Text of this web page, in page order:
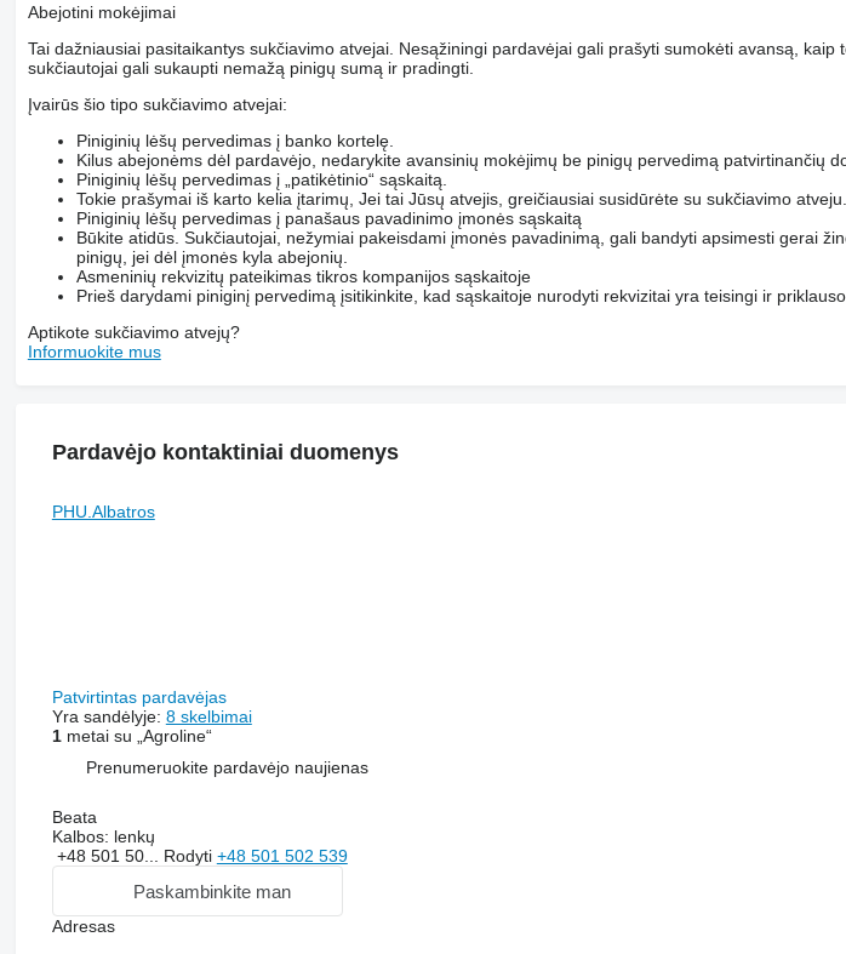
Abejotini mokėjimai
Tai dažniausiai pasitaikantys sukčiavimo atvejai. Nesąžiningi pardavėjai gali prašyti sumokėti avansą, kaip
sukčiautojai gali sukaupti nemažą pinigų sumą ir pradingti.
Įvairūs šio tipo sukčiavimo atvejai:
Piniginių lėšų pervedimas į banko kortelę.
Kilus abejonėms dėl pardavėjo, nedarykite avansinių mokėjimų be pinigų pervedimą patvirtinančių
Piniginių lėšų pervedimas į „patikėtinio“ sąskaitą.
Tokie prašymai iš karto kelia įtarimų, Jei tai Jūsų atvejis, greičiausiai susidūrėte su sukčiavimo atveju.
Piniginių lėšų pervedimas į panašaus pavadinimo įmonės sąskaitą
Būkite atidūs. Sukčiautojai, nežymiai pakeisdami įmonės pavadinimą, gali bandyti apsimesti gerai
pinigų, jei dėl įmonės kyla abejonių.
Asmeninių rekvizitų pateikimas tikros kompanijos sąskaitoje
Prieš darydami piniginį pervedimą įsitikinkite, kad sąskaitoje nurodyti rekvizitai yra teisingi ir
Aptikote sukčiavimo atvejų?
Informuokite mus
Pardavėjo kontaktiniai duomenys
PHU.Albatros
Patvirtintas pardavėjas
Yra sandėlyje: 8 skelbimai
1metai su „Agroline“
Prenumeruokite pardavėjo naujienas
Beata
Kalbos: lenkų
+48 501 50... Rodyti +48 501 502 539
Paskambinkite man
Adresas